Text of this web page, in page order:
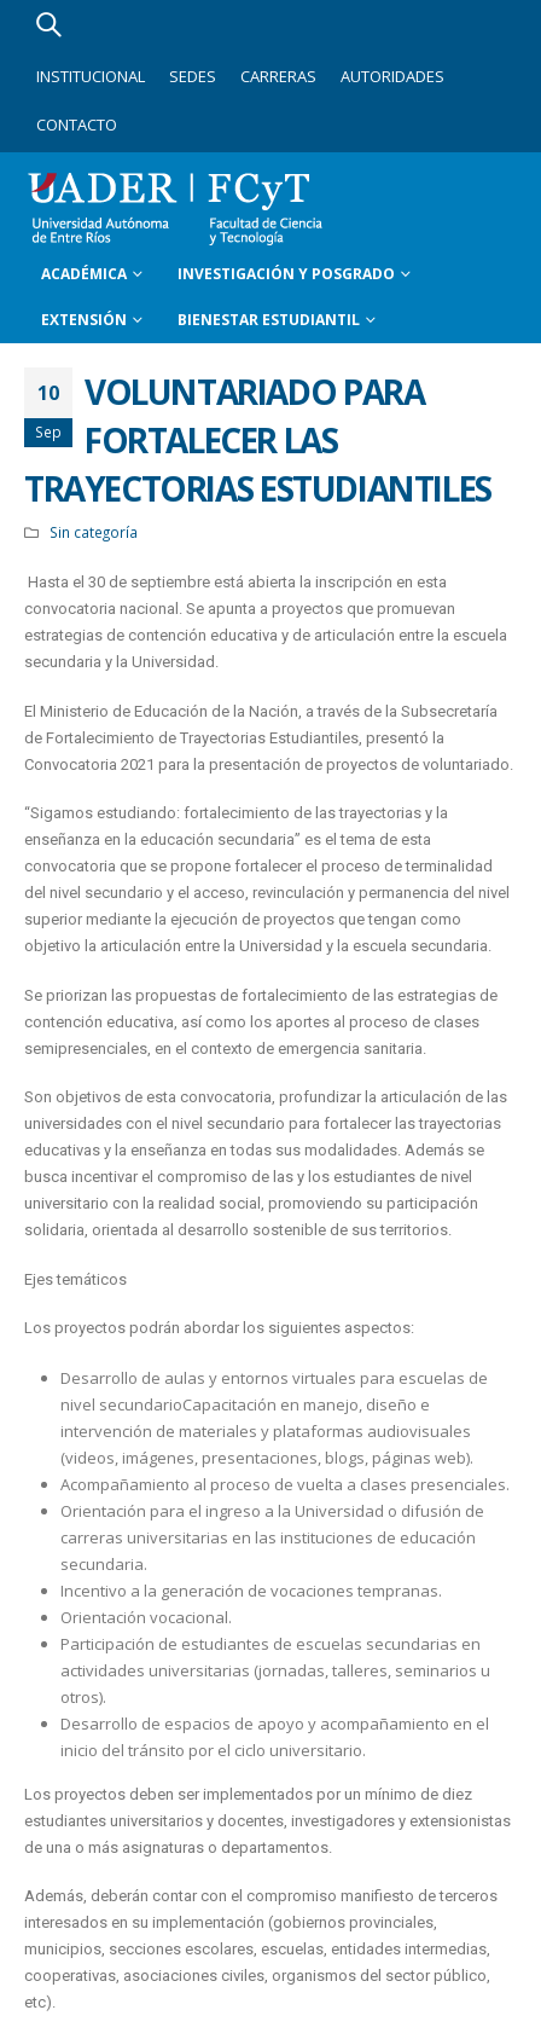
INSTITUCIONAL SEDES CARRERAS AUTORIDADES
CONTACTO
ACADÉMICA INVESTIGACIÓN Y POSGRADO
EXTENSIÓN BIENESTAR ESTUDIANTIL
10
Sep
VOLUNTARIADO PARA
FORTALECER LAS
TRAYECTORIAS ESTUDIANTILES
Sin categoría
Hasta el 30 de septiembre está abierta la inscripción en esta
convocatoria nacional. Se apunta a proyectos que promuevan
estrategias de contención educativa y de articulación entre la escuela
secundaria y la Universidad.
El Ministerio de Educación de la Nación, a través de la Subsecretaría
de Fortalecimiento de Trayectorias Estudiantiles, presentó la
Convocatoria 2021 para la presentación de proyectos de voluntariado.
“Sigamos estudiando: fortalecimiento de las trayectorias y la
enseñanza en la educación secundaria” es el tema de esta
convocatoria que se propone fortalecer el proceso de terminalidad
del nivel secundario y el acceso, revinculación y permanencia del nivel
superior mediante la ejecución de proyectos que tengan como
objetivo la articulación entre la Universidad y la escuela secundaria.
Se priorizan las propuestas de fortalecimiento de las estrategias de
contención educativa, así como los aportes al proceso de clases
semipresenciales, en el contexto de emergencia sanitaria.
Son objetivos de esta convocatoria, profundizar la articulación de las
universidades con el nivel secundario para fortalecer las trayectorias
educativas y la enseñanza en todas sus modalidades. Además se
busca incentivar el compromiso de las y los estudiantes de nivel
universitario con la realidad social, promoviendo su participación
solidaria, orientada al desarrollo sostenible de sus territorios.
Ejes temáticos
Los proyectos podrán abordar los siguientes aspectos:
Desarrollo de aulas y entornos virtuales para escuelas de
nivel secundarioCapacitación en manejo, diseño e
intervención de materiales y plataformas audiovisuales
(videos, imágenes, presentaciones, blogs, páginas web).
Acompañamiento al proceso de vuelta a clases presenciales.
Orientación para el ingreso a la Universidad o difusión de
carreras universitarias en las instituciones de educación
secundaria.
Incentivo a la generación de vocaciones tempranas.
Orientación vocacional.
Participación de estudiantes de escuelas secundarias en
actividades universitarias (jornadas, talleres, seminarios u
otros).
Desarrollo de espacios de apoyo y acompañamiento en el
inicio del tránsito por el ciclo universitario.
Los proyectos deben ser implementados por un mínimo de diez
estudiantes universitarios y docentes, investigadores y extensionistas
de una o más asignaturas o departamentos.
Además, deberán contar con el compromiso manifiesto de terceros
interesados en su implementación (gobiernos provinciales,
municipios, secciones escolares, escuelas, entidades intermedias,
cooperativas, asociaciones civiles, organismos del sector público,
etc).